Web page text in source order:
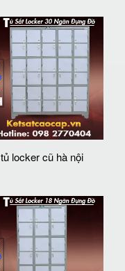
tủ locker cũ hà nội